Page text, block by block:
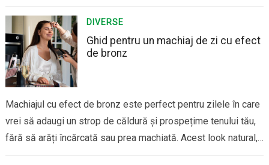
îngrijirea lor poate fi o modalitate de a…
DIVERSE
Ghid pentru un machiaj de zi cu efect
de bronz
Machiajul cu efect de bronz este perfect pentru zilele în care
vrei să adaugi un strop de căldură și prospețime tenului tău,
fără să arăți încărcată sau prea machiată. Acest look natural,